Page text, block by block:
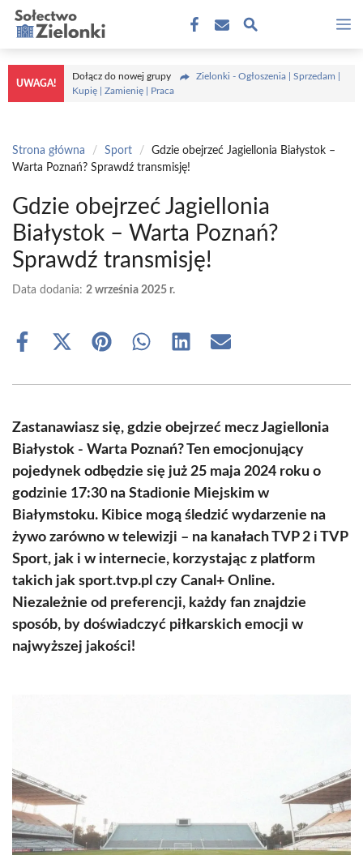
Przejdź
treści
UWAGA!
Dołącz do nowej grupy
Zielonki - Ogłoszenia | Sprzedam |
Kupię | Zamienię | Praca
Strona główna / Sport /
Gdzie obejrzeć Jagiellonia Białystok –
Warta Poznań? Sprawdź transmisję!
Gdzie obejrzeć Jagiellonia
Białystok – Warta Poznań?
Sprawdź transmisję!
Data dodania: 2 września 2025 r.
Share
Share
(Twitter)
Share Share Share Share
Zastanawiasz się, gdzie obejrzeć mecz Jagiellonia
Białystok - Warta Poznań? Ten emocjonujący
pojedynek odbędzie się już 25 maja 2024 roku o
godzinie 17:30 na Stadionie Miejskim w
Białymstoku. Kibice mogą śledzić wydarzenie na
żywo zarówno w telewizji – na kanałach TVP 2 i TVP
Sport, jak i w internecie, korzystając z platform
takich jak sport.tvp.pl czy Canal+ Online.
Niezależnie od preferencji, każdy fan znajdzie
sposób, by doświadczyć piłkarskich emocji w
najwyższej jakości!